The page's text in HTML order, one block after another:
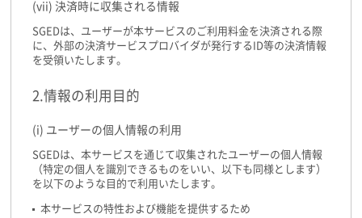
(vii) 決済時に収集される情報
SGEDは、ユーザーが本サービスのご利用料金を決済される際
に、外部の決済サービスプロバイダが発行するID等の決済情報
を受領いたします。
2.情報の利用目的
(i) ユーザーの個人情報の利用
SGEDは、本サービスを通じて収集されたユーザーの個人情報
（特定の個人を識別できるものをいい、以下も同様とします）
を以下のような目的で利用いたします。
本サービスの特性および機能を提供するため